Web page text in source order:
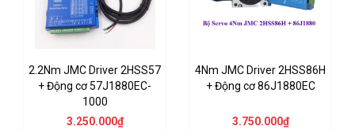
2.2Nm JMC Driver 2HSS57
+ Động cơ 57J1880EC-
1000
3.250.000₫
4Nm JMC Driver 2HSS86H
+ Động cơ 86J1880EC
3.750.000₫